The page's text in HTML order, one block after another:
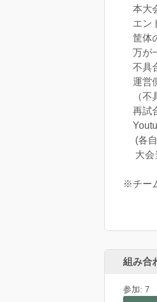
本大
エン
筐体
万が
不具
運営
（不
再試
(各自
大会
※チー
組み合
参加: 7